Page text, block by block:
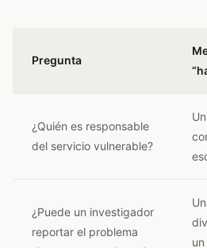
Pregunta
¿Quién es responsable
del servicio vulnerable?
¿Puede un investigador
reportar el problema